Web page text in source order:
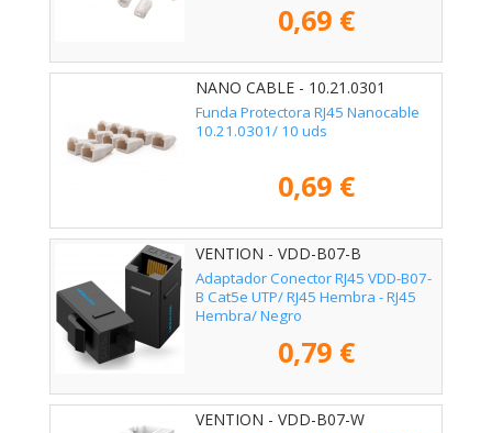
0,69 €
NANO CABLE - 10.21.0301
Funda Protectora RJ45 Nanocable
10.21.0301/ 10 uds
0,69 €
VENTION - VDD-B07-B
Adaptador Conector RJ45 VDD-B07-
B Cat5e UTP/ RJ45 Hembra - RJ45
Hembra/ Negro
0,79 €
VENTION - VDD-B07-W